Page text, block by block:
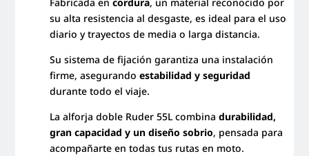
su alta resistencia al desgaste, es ideal para el uso
diario y trayectos de media o larga distancia.
Su sistema de fijación garantiza una instalación
firme, asegurandoestabilidad y seguridad
durante todo el viaje.
La alforja doble Ruder 55L combinadurabilidad,
gran capacidad y un diseño sobrio, pensada para
acompañarte en todas tus rutas en moto.